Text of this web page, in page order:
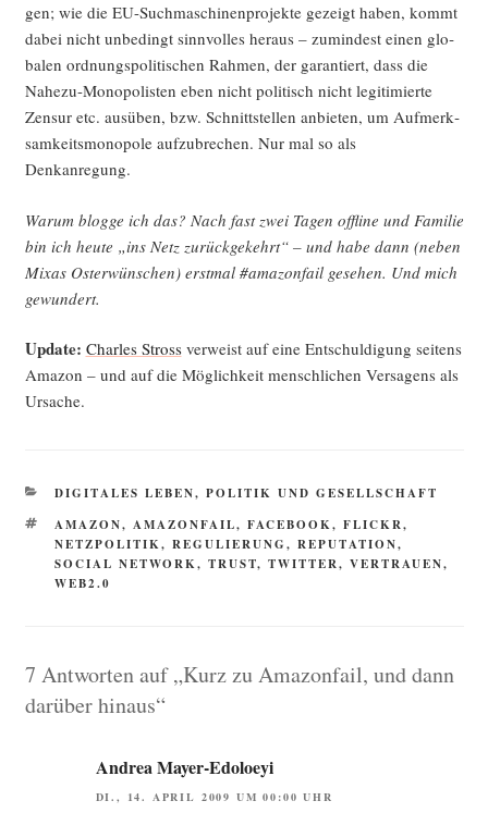
gen; wie die EU-Such­ma­schi­nen­pro­jek­te gezeigt haben, kommt
dabei nicht unbe­dingt sinn­vol­les her­aus – zumin­dest einen glo­
ba­len ord­nungs­po­li­ti­schen Rah­men, der garan­tiert, dass die
Nahe­zu-Mono­po­lis­ten eben nicht poli­tisch nicht legi­ti­mier­te
Zen­sur etc. aus­üben, bzw. Schnitt­stel­len anbie­ten, um Auf­merk­
sam­keits­mo­no­po­le auf­zu­bre­chen. Nur mal so als
Denkanregung.
War­um blog­ge ich das? Nach fast zwei Tagen off­line und Fami­lie
bin ich heu­te „ins Netz zurück­ge­kehrt“ – und habe dann (neben
Mix­as Oster­wün­schen) erst­mal #ama­zon­fail gese­hen. Und mich
gewundert.
Update: Charles Strossver­weist auf eine Ent­schul­di­gung sei­tens
Ama­zon – und auf die Mög­lich­keit mensch­li­chen Ver­sa­gens als
Ursache.
KATEGORIEN
DIGITALES LEBEN, POLITIK UND GESELLSCHAFT
SCHLAGWÖRTER
AMAZON, AMAZONFAIL, FACEBOOK, FLICKR,
NETZPOLITIK, REGULIERUNG, REPUTATION,
SOCIAL NETWORK, TRUST, TWITTER, VERTRAUEN,
WEB2.0
7 Antworten auf „Kurz zu Amazonfail, und dann
darüber hinaus“
Andrea Mayer-Edoloeyi
DI., 14. APRIL 2009 UM 00:00 UHR